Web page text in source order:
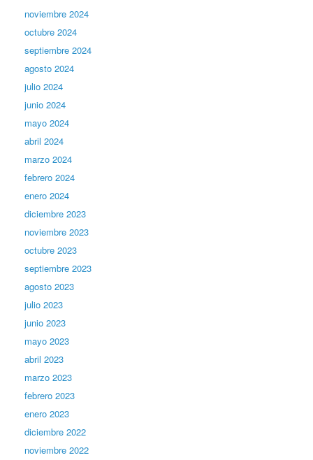
noviembre 2024
octubre 2024
septiembre 2024
agosto 2024
julio 2024
junio 2024
mayo 2024
abril 2024
marzo 2024
febrero 2024
enero 2024
diciembre 2023
noviembre 2023
octubre 2023
septiembre 2023
agosto 2023
julio 2023
junio 2023
mayo 2023
abril 2023
marzo 2023
febrero 2023
enero 2023
diciembre 2022
noviembre 2022